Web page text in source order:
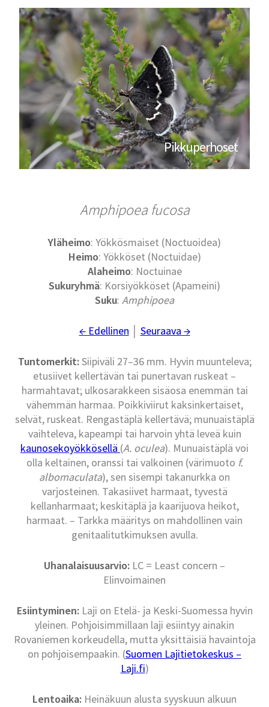
Pikkuperhoset
Amphipoea fucosa
Yläheimo: Yökkösmaiset (Noctuoidea)
Heimo: Yökköset (Noctuidae)
Alaheimo: Noctuinae
Sukuryhmä: Korsiyökköset (Apameini)
Suku: Amphipoea
← Edellinen Seuraava →
Tuntomerkit:Siipiväli 27–36 mm. Hyvin muunteleva;
etusiivet kellertävän tai punertavan ruskeat –
harmahtavat; ulkosarakkeen sisäosa enemmän tai
vähemmän harmaa. Poikkiviirut kaksinkertaiset,
selvät, ruskeat. Rengastäplä kellertävä; munuaistäplä
vaihteleva, kapeampi tai harvoin yhtä leveä kuin
kaunosekoyökkösellä (A. oculea). Munuaistäplä voi
olla keltainen, oranssi tai valkoinen (värimuoto f.
albomaculata), sen sisempi takanurkka on
varjosteinen. Takasiivet harmaat, tyvestä
kellanharmaat; keskitäplä ja kaarijuova heikot,
harmaat. – Tarkka määritys on mahdollinen vain
genitaalitutkimuksen avulla.
Uhanalaisuusarvio: LC = Least concern –
Elinvoimainen
Esiintyminen:Laji on Etelä- ja Keski-Suomessa hyvin
yleinen. Pohjoisimmillaan laji esiintyy ainakin
Rovaniemen korkeudella, mutta yksittäisiä havaintoja
on pohjoisempaakin. (Suomen Lajitietokeskus –
Laji.fi)
Lentoaika: Heinäkuun alusta syyskuun alkuun